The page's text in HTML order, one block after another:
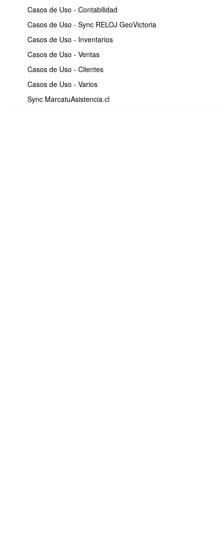
Casos de Uso - Contabilidad
Casos de Uso - Sync RELOJ GeoVictoria
Casos de Uso - Inventarios
Casos de Uso - Ventas
Casos de Uso - Clientes
Casos de Uso - Varios
Sync MarcatuAsistencia.cl